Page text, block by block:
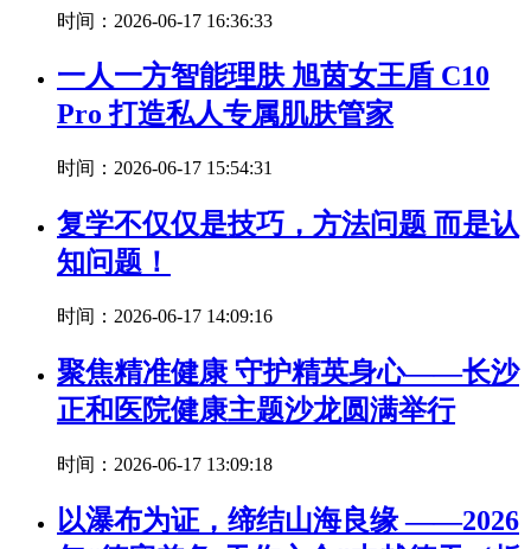
时间：2026-06-17 16:36:33
一人一方智能理肤 旭茵女王盾 C10
Pro 打造私人专属肌肤管家
时间：2026-06-17 15:54:31
复学不仅仅是技巧，方法问题 而是认
知问题！
时间：2026-06-17 14:09:16
聚焦精准健康 守护精英身心——长沙
正和医院健康主题沙龙圆满举行
时间：2026-06-17 13:09:18
以瀑布为证，缔结山海良缘 ——2026